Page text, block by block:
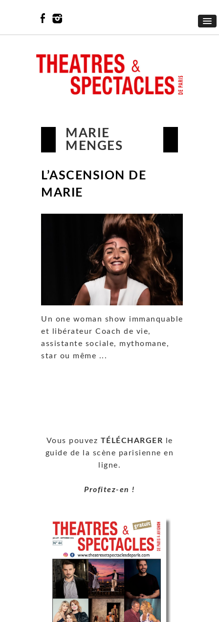
MARIE
MENGES
L’ASCENSION DE
MARIE
Un one woman show immanquable
et libérateur Coach de vie,
assistante sociale, mythomane,
star ou même ...
Vous pouvez TÉLÉCHARGER le
guide de la scène parisienne en
ligne.
Profitez-en !